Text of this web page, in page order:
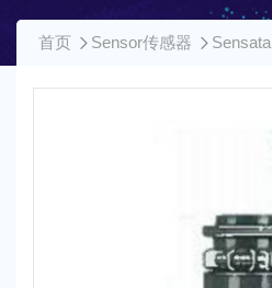
首页 Sensor传感器 Sensata